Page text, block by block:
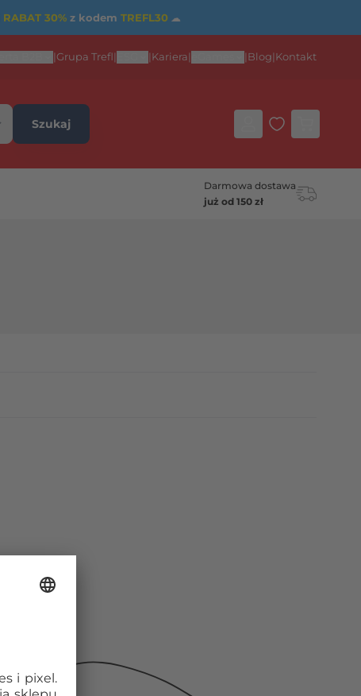
RABAT 30%z kodem TREFL30 ☁
Grupa Trefl Kariera Blog Kontakt
Szukaj
Darmowa dostawa
już od 150 zł